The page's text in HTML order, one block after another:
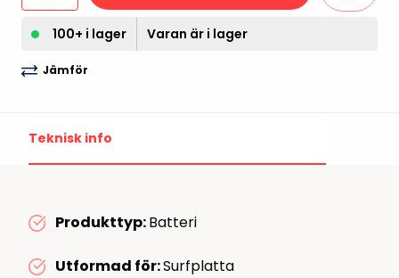
100+ i lager Varan är i lager
Jämför
Teknisk info
Produkttyp:Batteri
Utformad för:Surfplatta